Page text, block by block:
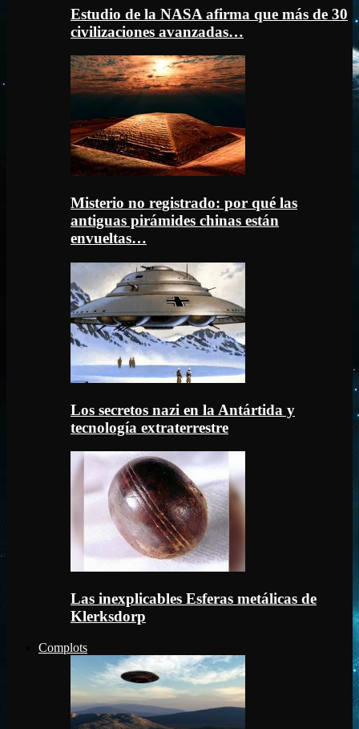
Estudio de la NASA afirma que más de 30
civilizaciones avanzadas…
Misterio no registrado: por qué las
antiguas pirámides chinas están
envueltas…
Los secretos nazi en la Antártida y
tecnología extraterrestre
Las inexplicables Esferas metálicas de
Klerksdorp
Complots